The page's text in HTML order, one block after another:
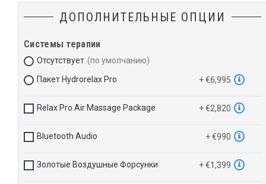
ДОПОЛНИТЕЛЬНЫЕ ОПЦИИ
Системы терапии
Отсутствует
Пакет Hydrorelax Pro
+ €6,995
Relax Pro Air Massage Package + €2,820
Bluetooth Audio + €990
Золотые Воздушные Форсунки + €1,399